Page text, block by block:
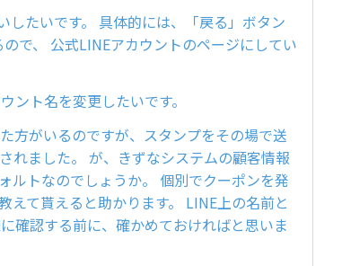
たいです。 具体的には、「戻る」ボタン
で、 公式LINEアカウントのページにしてい
ント名を変更したいです。
方がいるのですが、スタンプをその場で送
れました。 が、きずなシステムの顧客情報
ルトなのでしょうか。 個別でクーポンを発
て貰えると助かります。 LINE上の名前と
確認する前に、確かめておければと思いま